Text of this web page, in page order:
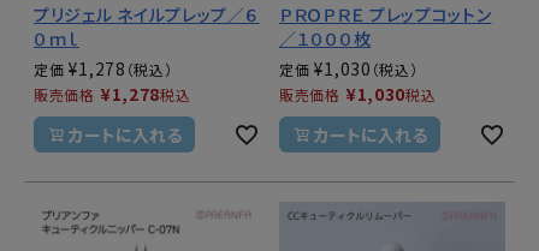
プリジェル ネイルプレップ／６
０ｍｌ
定価 ¥1,278
販売価格 ¥1,278税込
カートに入れる
ＰＲＯＰＲＥ プレップコットン
／１０００枚
定価 ¥1,030
販売価格 ¥1,030税込
カートに入れる